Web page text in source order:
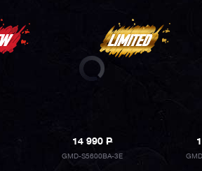
14 990P
GMD-S5600BA-3E